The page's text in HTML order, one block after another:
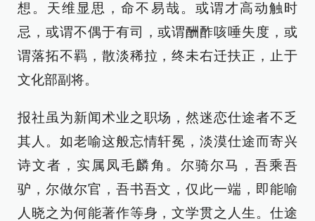
想。天维显思，命不易哉。或谓才高动触时
忌，或谓不偶于有司，或谓酬酢咳唾失度，或
谓落拓不羁，散淡稀拉，终未右迁扶正，止于
文化部副将。
报社虽为新闻术业之职场，然迷恋仕途者不乏
其人。如老喻这般忘情轩冕，淡漠仕途而寄兴
诗文者，实属凤毛麟角。尔骑尔马，吾乘吾
驴，尔做尔官，吾书吾文，仅此一端，即能喻
人晓之为何能著作等身，文学贯之人生。仕途